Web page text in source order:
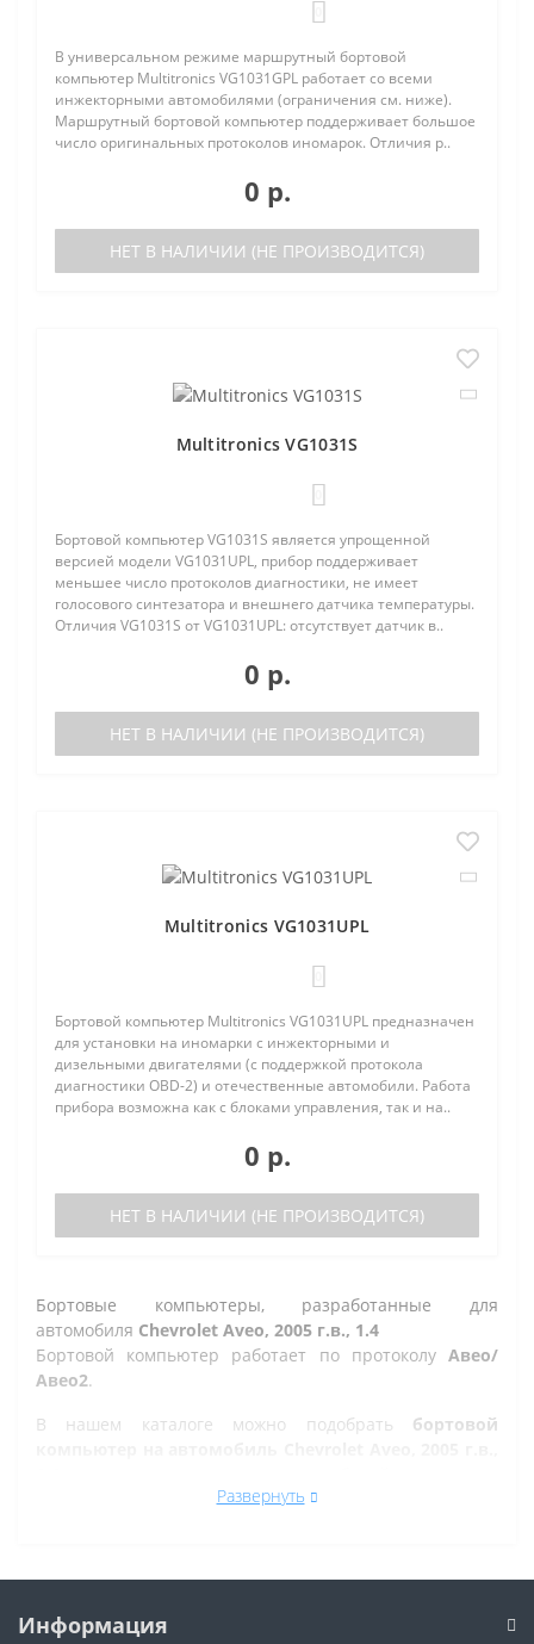
В универсальном режиме маршрутный бортовой
компьютер Multitronics VG1031GPL работает со всеми
инжекторными автомобилями (ограничения см. ниже).
Маршрутный бортовой компьютер поддерживает большое
число оригинальных протоколов иномарок. Отличия р..
0 р.
НЕТ В НАЛИЧИИ (НЕ ПРОИЗВОДИТСЯ)
Multitronics VG1031S
Бортовой компьютер VG1031S является упрощенной
версией модели VG1031UPL, прибор поддерживает
меньшее число протоколов диагностики, не имеет
голосового синтезатора и внешнего датчика температуры.
Отличия VG1031S от VG1031UPL: отсутствует датчик в..
0 р.
НЕТ В НАЛИЧИИ (НЕ ПРОИЗВОДИТСЯ)
Multitronics VG1031UPL
Бортовой компьютер Multitronics VG1031UPL предназначен
для установки на иномарки с инжекторными и
дизельными двигателями (с поддержкой протокола
диагностики OBD-2) и отечественные автомобили. Работа
прибора возможна как с блоками управления, так и на..
0 р.
НЕТ В НАЛИЧИИ (НЕ ПРОИЗВОДИТСЯ)
Бортовые компьютеры, разработанные для
автомобиля Chevrolet Aveo, 2005 г.в., 1.4
Бортовой компьютер работает по протоколу Авео/
Авео2.
В нашем каталоге можно подобрать бортовой
дорогостоящая процедура. При этом любой
Развернуть
Информация